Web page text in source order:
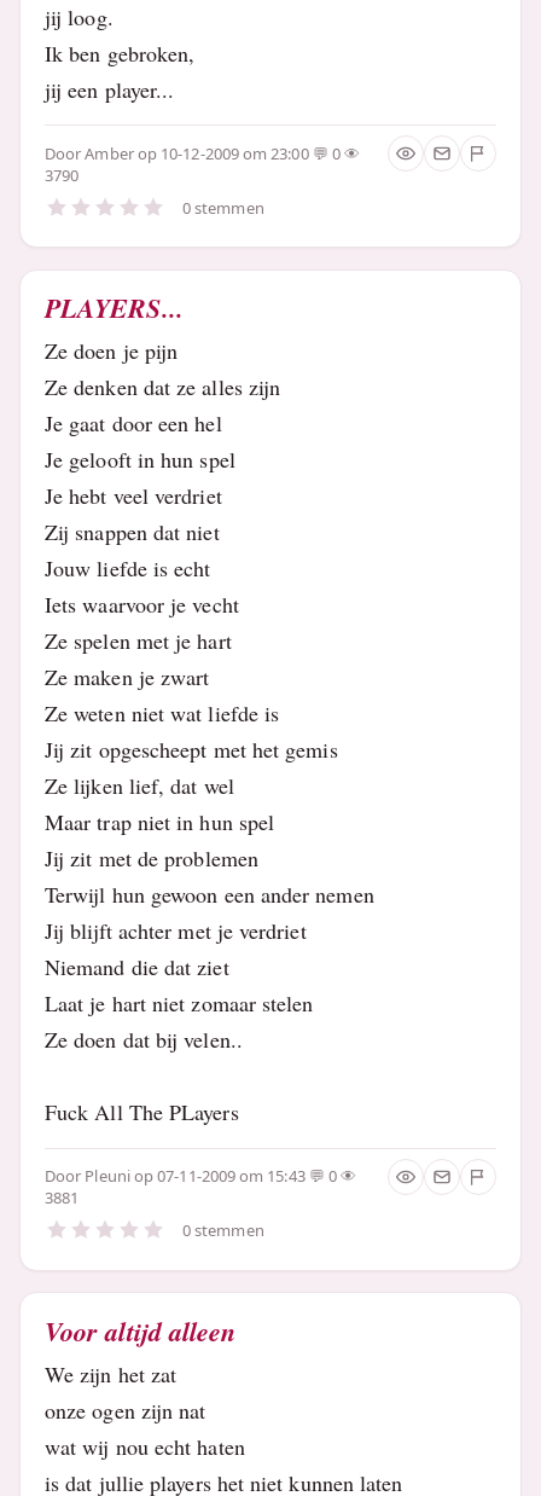
jij loog.
Ik ben gebroken,
jij een player...
DoorAmberop 10-12-2009 om 23:00
0
3790
0 stemmen
PLAYERS...
Ze doen je pijn
Ze denken dat ze alles zijn
Je gaat door een hel
Je gelooft in hun spel
Je hebt veel verdriet
Zij snappen dat niet
Jouw liefde is echt
Iets waarvoor je vecht
Ze spelen met je hart
Ze maken je zwart
Ze weten niet wat liefde is
Jij zit opgescheept met het gemis
Ze lijken lief, dat wel
Maar trap niet in hun spel
Jij zit met de problemen
Terwijl hun gewoon een ander nemen
Jij blijft achter met je verdriet
Niemand die dat ziet
Laat je hart niet zomaar stelen
Ze doen dat bij velen..
Fuck All The PLayers
Door Pleuniop 07-11-2009 om 15:43
0
3881
0 stemmen
Voor altijd alleen
We zijn het zat
onze ogen zijn nat
wat wij nou echt haten
is dat jullie players het niet kunnen laten